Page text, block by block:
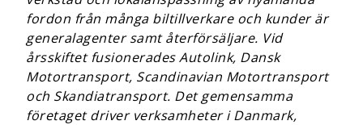
fordon från många biltillverkare och kunder är
generalagenter samt återförsäljare. Vid
årsskiftet fusioneradesAutolink, Dansk
Motortransport, Scandinavian Motortransport
och Skandiatransport. Det gemensamma
företaget driver verksamheter i Danmark,